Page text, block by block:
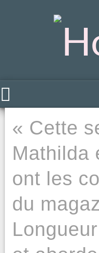
« Cette
Mathilda
ont les
du